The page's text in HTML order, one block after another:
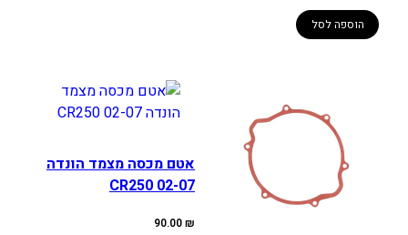
הוספה לסל
אטם מכסה מצמד הונדה
CR250 02-07
90.00₪